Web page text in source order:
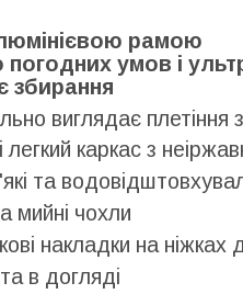
рамою
погодних умов і
збирання
виглядає плетіння
легкий каркас з
та
мийні чохли
накладки на ніжках
в догляді